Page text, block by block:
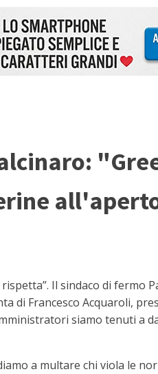
Il sindaco di
di Francesco Acquaroli,
siamo tenuti a
a multare chi viola le